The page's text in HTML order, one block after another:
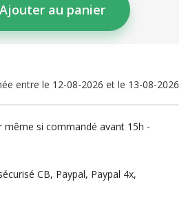
Ajouter au panier
entre le 12-08-2026 et le 13-08-2026
même si commandé avant 15h -
CB, Paypal, Paypal 4x,